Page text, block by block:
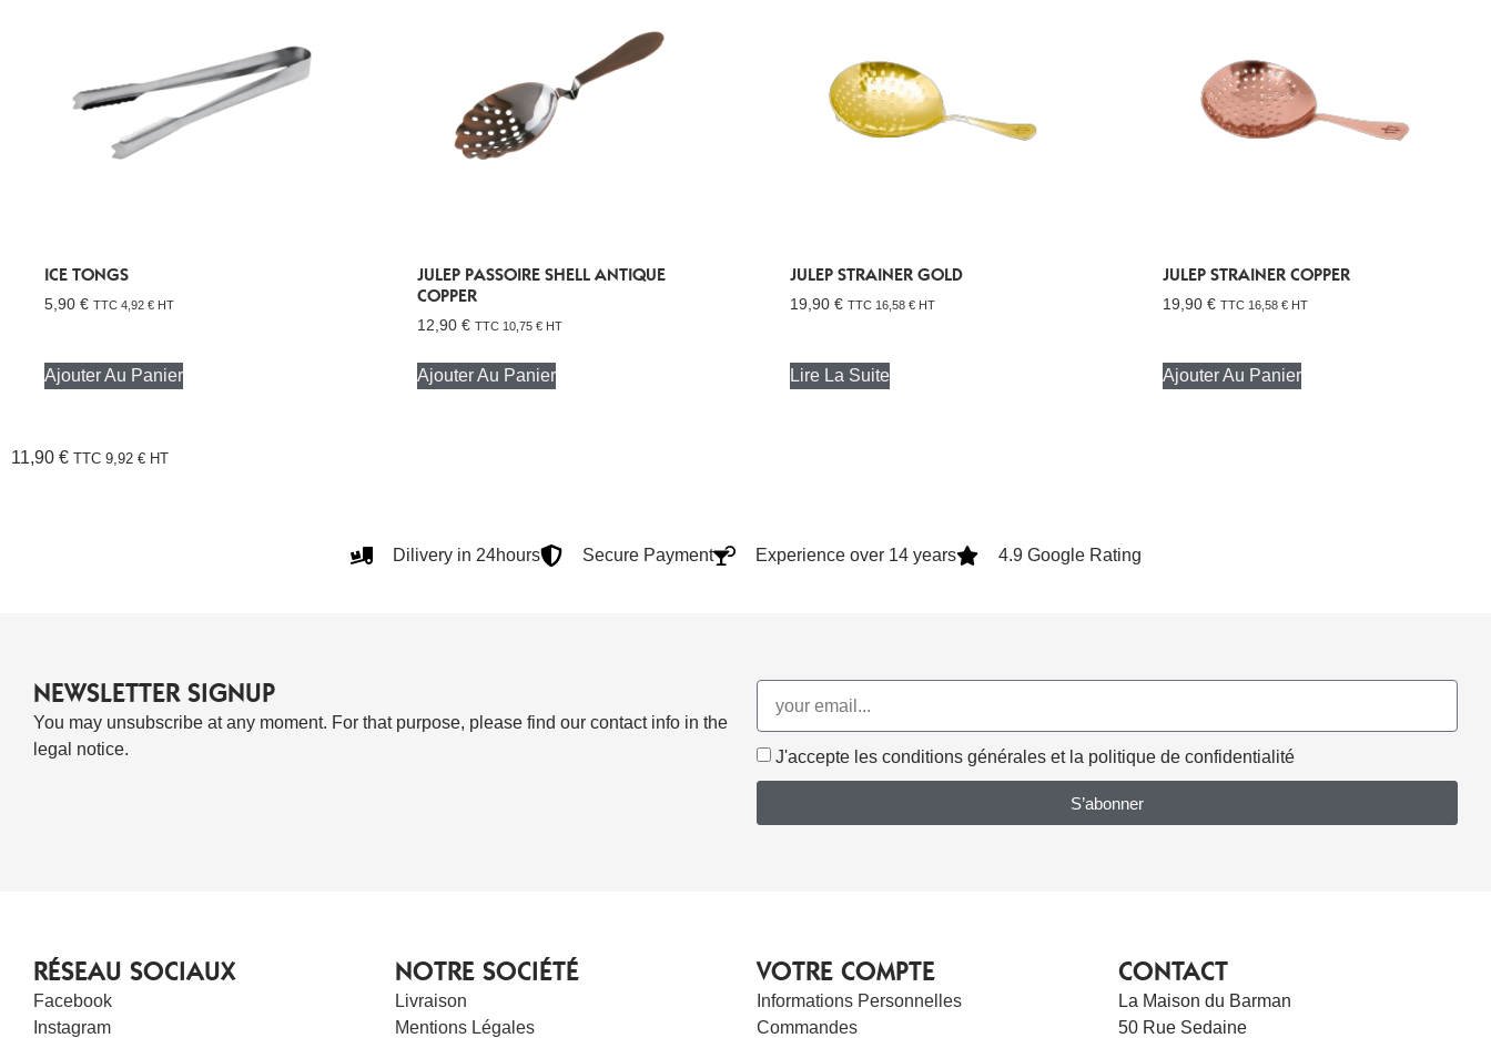
ICE TONGS
5,90 € TTC 4,92 € HT
Ajouter Au Panier
JULEP PASSOIRE SHELL ANTIQUE
COPPER
12,90 € TTC 10,75 € HT
Ajouter Au Panier
JULEP STRAINER GOLD
19,90 € TTC 16,58 € HT
Lire La Suite
JULEP STRAINER COPPER
19,90 € TTC 16,58 € HT
Ajouter Au Panier
11,90 € TTC 9,92 € HT
Dilivery in 24hours Secure Payment Experience over 14 years 4.9 Google Rating
NEWSLETTER SIGNUP
You may unsubscribe at any moment. For that purpose, please find our contact info in the
legal notice.
J'accepte les conditions générales et la politique de confidentialité
S’abonner
RÉSEAU SOCIAUX
Facebook
Instagram
NOTRE SOCIÉTÉ
Livraison
Mentions Légales
VOTRE COMPTE
Informations Personnelles
Commandes
CONTACT
La Maison du Barman
50 Rue Sedaine